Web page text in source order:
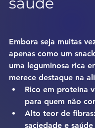
Embora seja muitas
apenas como um
uma leguminosa rica
merece destaque na
Rico em proteína
para quem não
Alto teor de fibras:
saciedade e